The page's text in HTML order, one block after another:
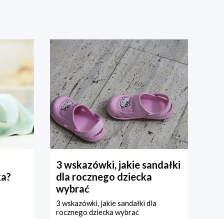
3 wskazówki, jakie sandałki
dla rocznego dziecka
wybrać
3 wskazówki, jakie sandałki dla
rocznego dziecka wybrać